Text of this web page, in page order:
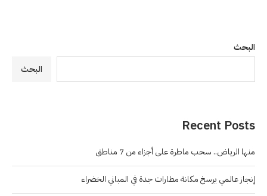
البحث
البحث
Recent Posts
منها الرياض.. سحب ماطرة على أجزاء من 7 مناطق
إنجاز عالمي يرسخ مكانة مطارات جدة في المباني الخضراء